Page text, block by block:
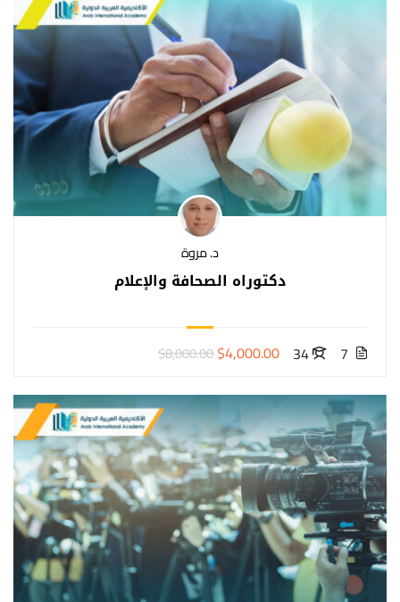
د. مروة
دكتوراه الصحافة والإعلام
7
34
$8,000.00$4,000.00